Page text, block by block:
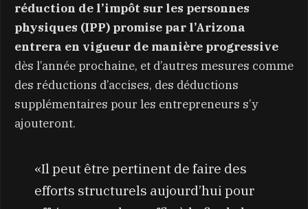
réduction de l’impôt sur les personnes
physiques (IPP) promise par l’Arizona
entrera en vigueur de manière progressive
dès l’année prochaine, et d’autres mesures comme
des réductions d’accises, des déductions
supplémentaires pour les entrepreneurs s’y
ajouteront.
«Il peut être pertinent de faire des
efforts structurels aujourd’hui pour